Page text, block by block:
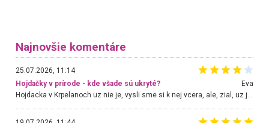
Najnovšie komentáre
25.07.2026, 11:14
Hojdačky v prírode - kde všade sú ukryté?
Eva
Hojdacka v Krpelanoch uz nie je, vysli sme si k nej vcera, ale, zial, uz je znicena. Ak sem planujete cestu len kvoli hojdacke, mozete si ju usetrit. Krasny vyhlad je tu vsak aj bez hojdacky :-)